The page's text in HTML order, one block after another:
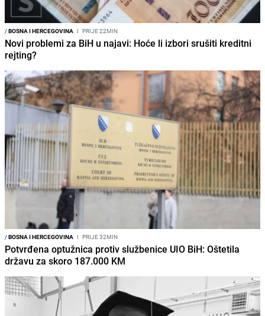
/BOSNA I HERCEGOVINA I PRIJE 22MIN
Novi problemi za BiH u najavi: Hoće li izbori srušiti kreditni
rejting?
/BOSNA I HERCEGOVINA I PRIJE 32MIN
Potvrđena optužnica protiv službenice UIO BiH: Oštetila
državu za skoro 187.000 KM